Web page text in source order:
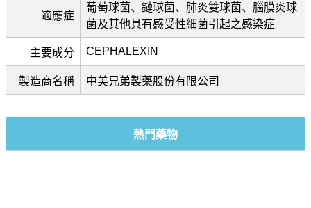
適應症
葡萄球菌、鏈球菌、肺炎雙球菌、腦膜炎球
菌及其他具有感受性細菌引起之感染症
主要成分 CEPHALEXIN
製造商名稱 中美兄弟製藥股份有限公司
熱門藥物